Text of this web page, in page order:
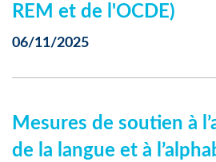
REM et de l'OCDE)
06/11/2025
Mesures de soutien à
de la langue et à